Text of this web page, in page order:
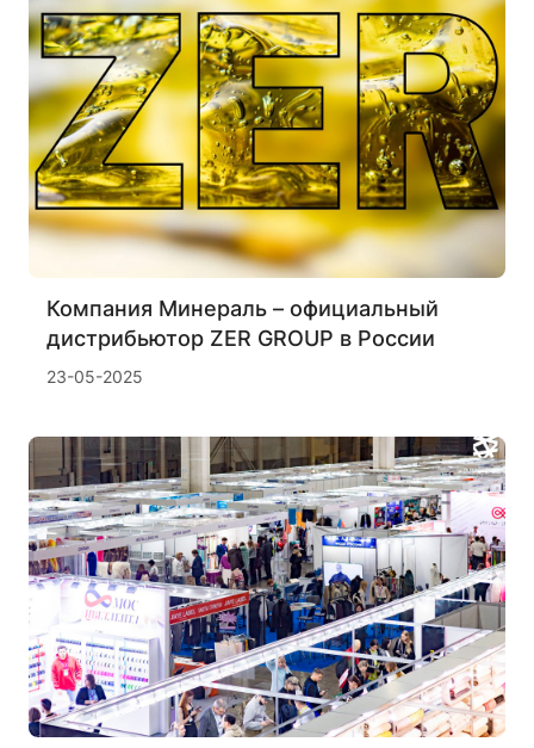
Компания Минераль – официальный
дистрибьютор ZER GROUP в России
23-05-2025